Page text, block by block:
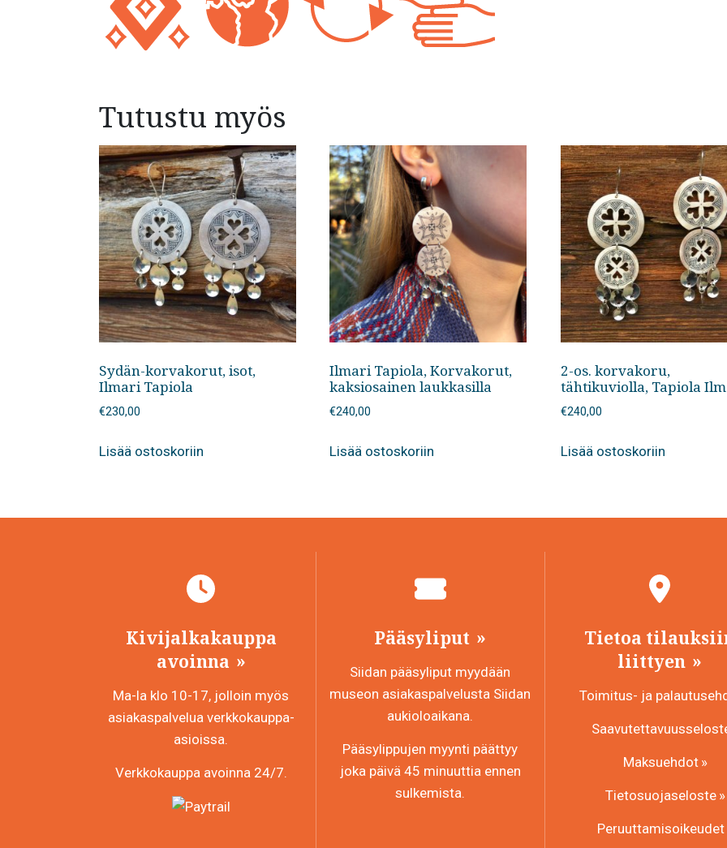
Tutustu myös
Sydän-korvakorut, isot,
Ilmari Tapiola
€230,00
Lisää ostoskoriin
Ilmari Tapiola, Korvakorut,
kaksiosainen laukkasilla
€240,00
Lisää ostoskoriin
2-os. korvakoru,
tähtikuviolla, Tapiola
€240,00
Lisää ostoskoriin
Kivijalkakauppa
avoinna
Ma-la klo 10-17, jolloin myös
asiakaspalvelua verkkokauppa-
asioissa.
Verkkokauppa avoinna 24/7.
Pääsyliput
Siidan pääsyliput myydään
museon asiakaspalvelusta Siidan
aukioloaikana.
Pääsylippujen myynti päättyy
joka päivä 45 minuuttia ennen
sulkemista.
Tietoa
liittyen
Toimitus- ja
Maksuehdot
Tietosuojaseloste
Peruuttamisoikeudet